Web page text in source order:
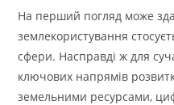
На перший погляд може
землекористування
сфери. Насправді ж для
ключових напрямів
земельними ресурсами,